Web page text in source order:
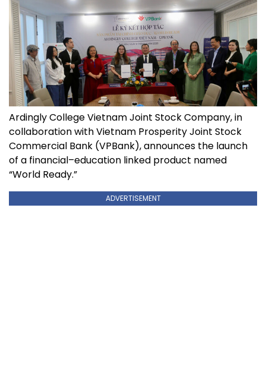
Ardingly College Vietnam Joint Stock Company, in
collaboration with Vietnam Prosperity Joint Stock
Commercial Bank (VPBank), announces the launch
of a financial–education linked product named
“World Ready.”
ADVERTISEMENT